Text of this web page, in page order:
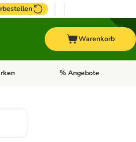
Warenkorb
öffnen: PferdKategorie-Menü öffnen:
% Angebote